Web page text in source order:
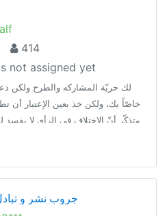
414
not assigned yet
لك حريّة المشاركه والطرح ولكن
خاصّاً بك، ولكن خذ بعين الإعتبار أن
وتذكّر أنّ الاختلاف في الرأي لا يفسد
جروب نشر و